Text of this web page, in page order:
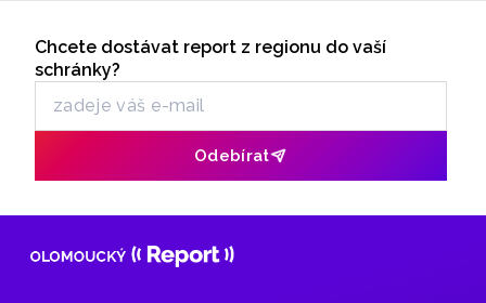
Odběr newsletteru
Chcete dostávat report z regionu do vaší
schránky?
Odebírat